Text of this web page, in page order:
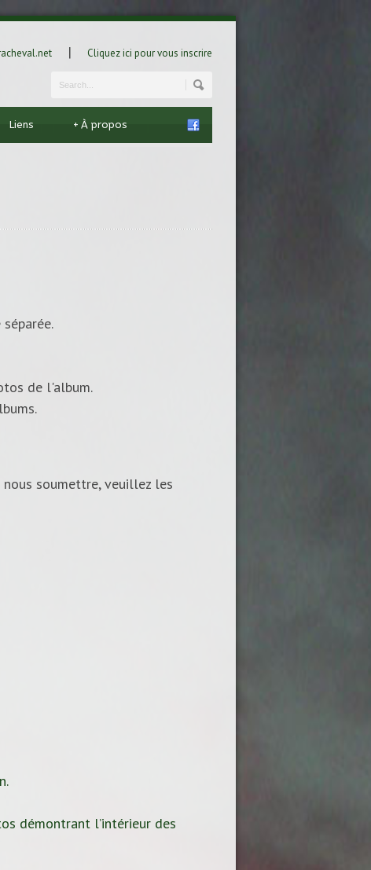
| Cliquez ici pour vous inscrire
Liens À propos
+
de l'album.
soumettre, veuillez les
démontrant l’intérieur des